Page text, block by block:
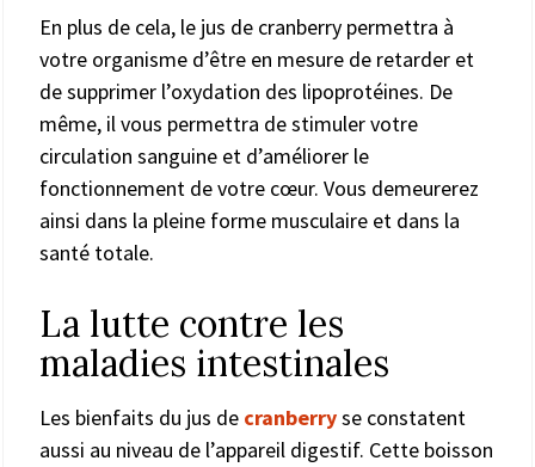
En plus de cela, le jus de cranberry permettra à
votre organisme d’être en mesure de retarder et
de supprimer l’oxydation des lipoprotéines. De
même, il vous permettra de stimuler votre
circulation sanguine et d’améliorer le
fonctionnement de votre cœur. Vous demeurerez
ainsi dans la pleine forme musculaire et dans la
santé totale.
La lutte contre les
maladies intestinales
Les bienfaits du jus de cranberryse constatent
aussi au niveau de l’appareil digestif. Cette boisson